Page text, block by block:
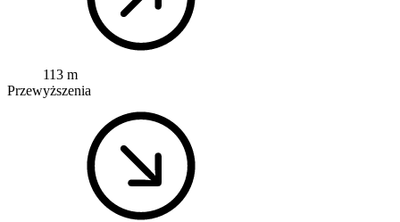
113 m
Przewyższenia